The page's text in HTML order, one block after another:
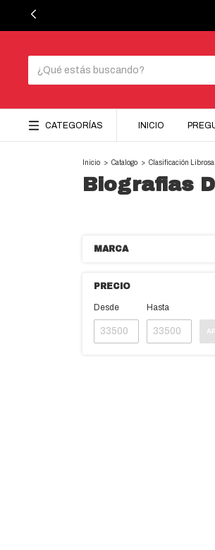
CATEGORÍAS INICIO
Inicio > Catalogo > Clasificación
Biografias
MARCA
PRECIO
Desde Hasta